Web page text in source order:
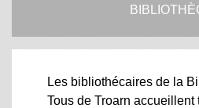
Les bibliothécaires de la
Tous de Troarn accueillent